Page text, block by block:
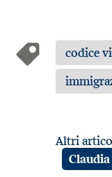
codice
Altri